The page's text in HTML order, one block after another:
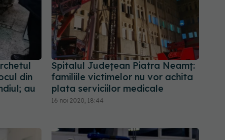
din
au
Spitalul Județean Piatra Neamț:
familiile victimelor nu vor achita
plata serviciilor medicale
16 noi 2020, 18:44